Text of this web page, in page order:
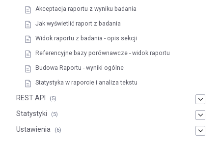
Akceptacja raportu z wyniku badania
Jak wyświetlić raport z badania
Widok raportu z badania - opis sekcji
Referencyjne bazy porównawcze - widok raportu
Budowa Raportu - wyniki ogólne
Statystyka w raporcie i analiza tekstu
REST API (5)
Statystyki (5)
Ustawienia (6)